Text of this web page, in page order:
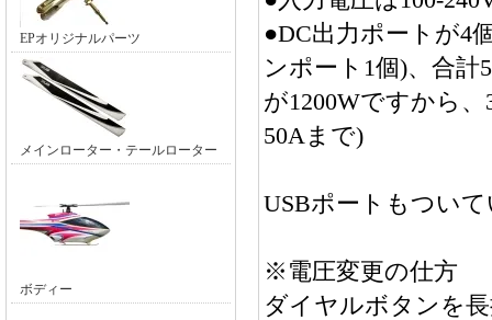
EPオリジナルパーツ
メインローター・テールローター
ボディー
●DC出力ポートが4
ンポート1個)、合計
が1200Wですから
50Aまで)
USBポートもつい
※電圧変更の仕方
ダイヤルボタンを